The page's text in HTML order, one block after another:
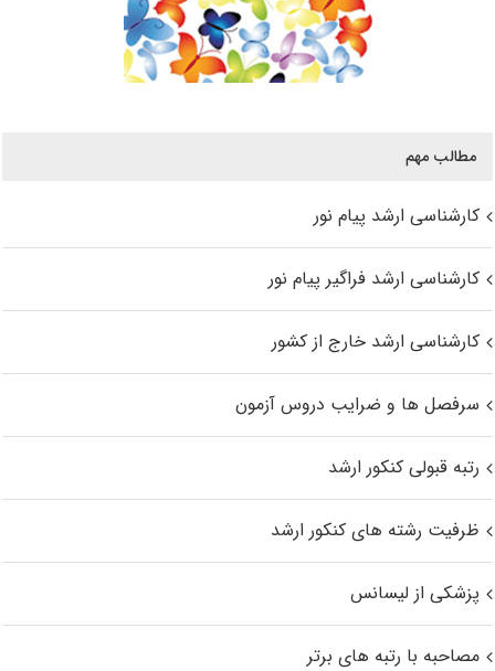
مطالب مهم
کارشناسی ارشد پیام نور
کارشناسی ارشد فراگیر پیام نور
کارشناسی ارشد خارج از کشور
سرفصل ها و ضرایب دروس آزمون
رتبه قبولی کنکور ارشد
ظرفیت رشته های کنکور ارشد
پزشکی از لیسانس
مصاحبه با رتبه های برتر